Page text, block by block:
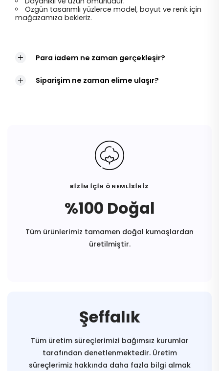
Özgün tasarımlı yüzlerce model, boyut ve renk için
mağazamıza bekleriz.
Para iadem ne zaman gerçekleşir?
Siparişim ne zaman elime ulaşır?
BİZİM İÇİN ÖNEMLİSİNİZ
%100 Doğal
Tüm ürünlerimiz tamamen doğal kumaşlardan
üretilmiştir.
Şeffalık
Tüm üretim süreçlerimizi bağımsız kurumlar
tarafından denetlenmektedir. Üretim
süreçlerimiz hakkında daha fazla bilgi almak